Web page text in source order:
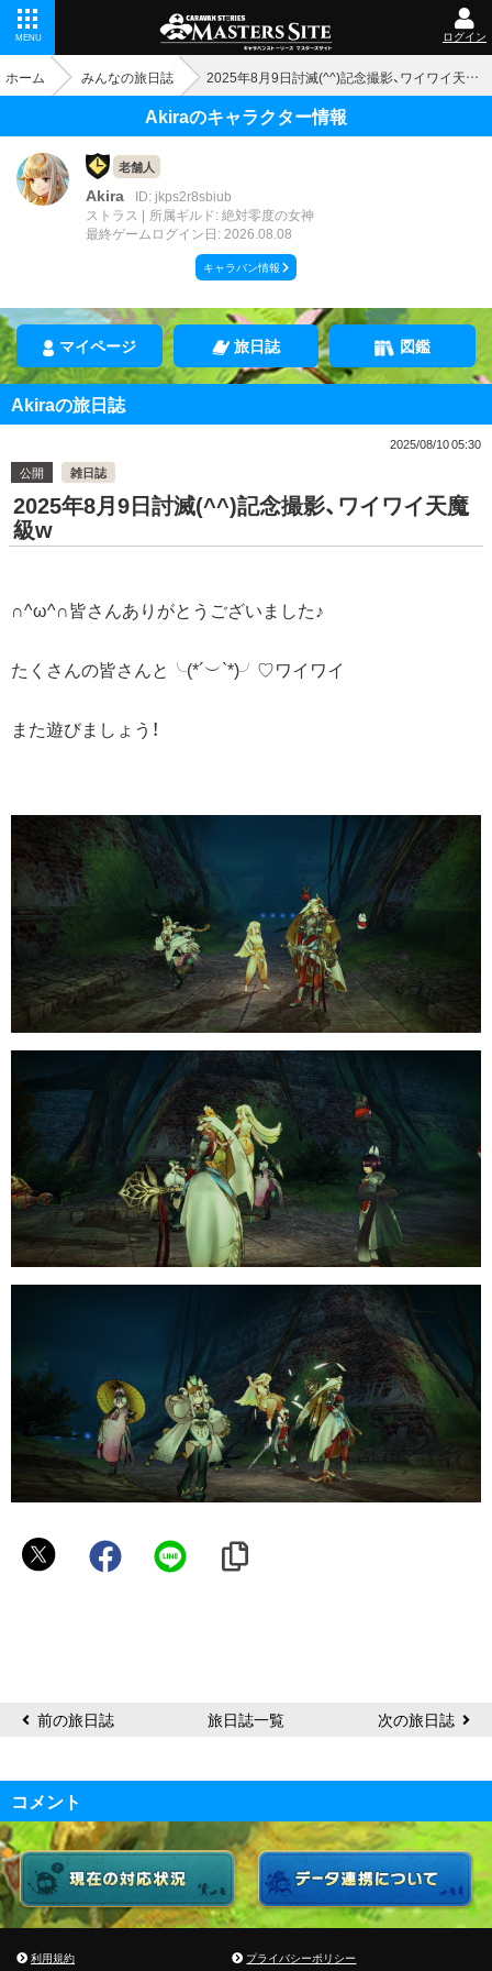
MENU ログイン
ホーム みんなの旅日誌 2025年8月9日討滅(^^)記念撮影、ワイワイ天魔級w
Akiraのキャラクター情報
老舗人
Akira
ID: jkps2r8sbiub
ストラス
所属ギルド: 絶対零度の女神
最終ゲームログイン日: 2026.08.08
キャラバン情報
マイページ 旅日誌 図鑑
Akiraの旅日誌
2025/08/10 05:30
公開
雑日誌
2025年8月9日討滅(^^)記念撮影、ワイワイ天魔
級w
∩^ω^∩皆さんありがとうございました♪
たくさんの皆さんと╰(*´︶`*)╯♡ワイワイ
また遊びましょう！
Akira
前の旅日誌 旅日誌一覧 次の旅日誌
コメント
利用規約 プライバシーポリシー